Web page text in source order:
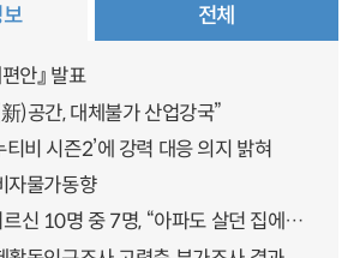
전체
안』 발표
)공간, 대체불가 산업강국”
티비 시즌2’에 강력 대응 의지 밝혀
물가동향
장기요양 재가 어르신 10명 중 7명, “아파도 살던 집에서 살겠다” 「2025년 장기요양실태조사」 결과 발표